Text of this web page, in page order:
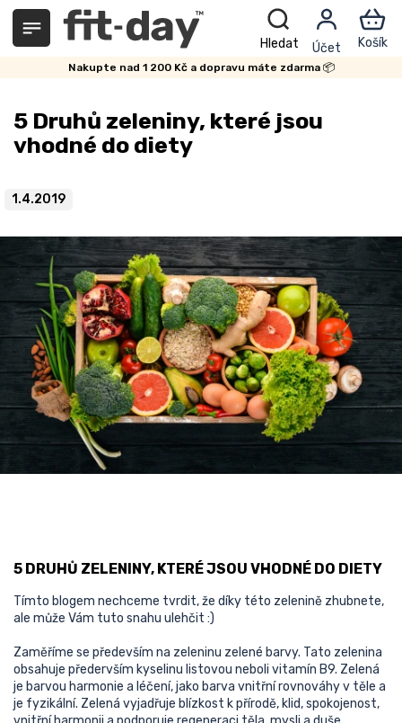
Přejít
obsah
Nakupte nad 1 200 Kč a dopravu máte zdarma 📦
5 Druhů zeleniny, které jsou
vhodné do diety
1.4.2019
5 DRUHŮ ZELENINY, KTERÉ JSOU VHODNÉ DO DIETY
Tímto blogem nechceme tvrdit, že díky této zelenině zhubnete,
ale může Vám tuto snahu ulehčit :)
Zaměříme se především na zeleninu zelené barvy. Tato zelenina
obsahuje předervším kyselinu listovou neboli vitamín B9. Zelená
je barvou harmonie a léčení, jako barva vnitřní rovnováhy v těle a
je fyzikální. Zelená vyjadřuje blízkost k přírodě, klid, spokojenost,